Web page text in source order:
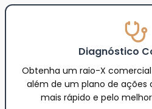
Diagnóstico
Obtenha um raio-X
além de um plano de ações
mais rápido e pelo